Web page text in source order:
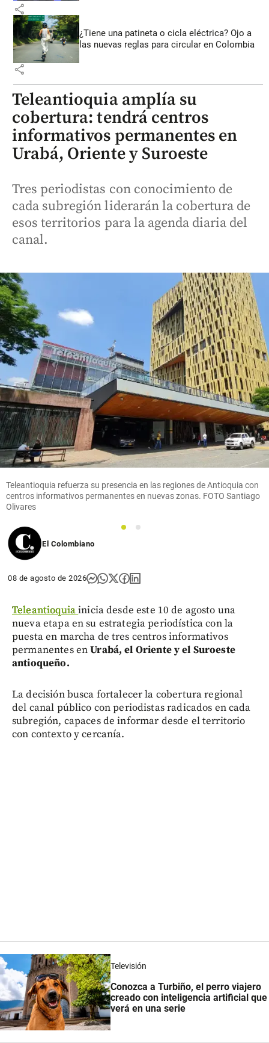
share
¿Tiene una patineta o cicla eléctrica? Ojo a
las nuevas reglas para circular en Colombia
share
Teleantioquia amplía su
cobertura: tendrá centros
informativos permanentes en
Urabá, Oriente y Suroeste
Tres periodistas con conocimiento de
cada subregión liderarán la cobertura de
esos territorios para la agenda diaria del
canal.
Teleantioquia refuerza su presencia en las regiones de Antioquia con
centros informativos permanentes en nuevas zonas. FOTO Santiago
Olivares
1
2
El Colombiano
08 de agosto de 2026
Teleantioquiainicia desde este 10 de agosto una
nueva etapa en su estrategia periodística con la
puesta en marcha de tres centros informativos
permanentes enUrabá, el Oriente y el Suroeste
antioqueño.
La decisión busca fortalecer la cobertura regional
del canal público con periodistas radicados en cada
subregión, capaces de informar desde el territorio
con contexto y cercanía.
Televisión
Conozca a Turbiño, el perro viajero
creado con inteligencia artificial que
verá en una serie